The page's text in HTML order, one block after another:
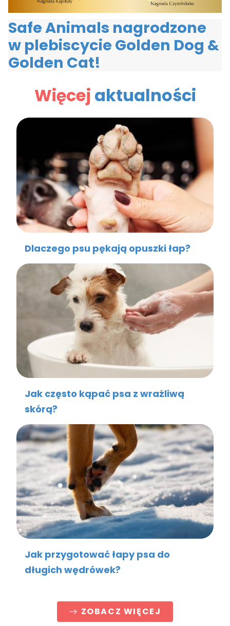
Safe Animals nagrodzone
w plebiscycie Golden Dog &
Golden Cat!
Więcej aktualności
Dlaczego psu pękają opuszki łap?
Jak często kąpać psa z wrażliwą
skórą?
Jak przygotować łapy psa do
długich wędrówek?
ZOBACZ WIĘCEJ